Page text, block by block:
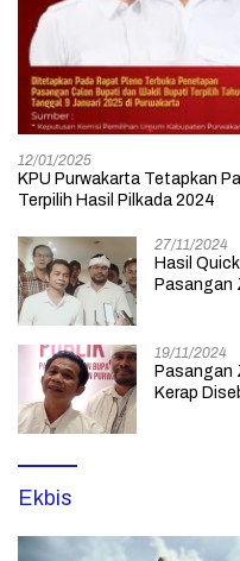
12/01/2025
KPU Purwakarta Tetapkan
Terpilih Hasil Pilkada 2024
27/11/2024
Hasil
Pasangan
19/11/2024
Pasangan
Kerap
Ekbis